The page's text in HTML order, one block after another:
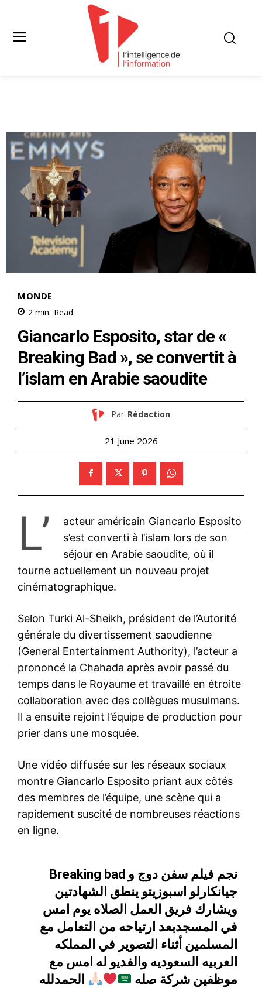
MONDE
2 min. Read
Giancarlo Esposito, star de «
Breaking Bad », se convertit à
l’islam en Arabie saoudite
Par Rédaction
21 June 2026
L’
acteur américain Giancarlo Esposito
s’est converti à l’islam lors de son
séjour en Arabie saoudite, où il
tourne actuellement un nouveau projet
cinématographique.
Selon Turki Al-Sheikh, président de l’Autorité
générale du divertissement saoudienne
(General Entertainment Authority), l’acteur a
prononcé la Chahada après avoir passé du
temps dans le Royaume et travaillé en étroite
collaboration avec des collègues musulmans.
Il a ensuite rejoint l’équipe de production pour
prier dans une mosquée.
Une vidéo diffusée sur les réseaux sociaux
montre Giancarlo Esposito priant aux côtés
des membres de l’équipe, une scène qui a
rapidement suscité de nombreuses réactions
en ligne.
نجم فيلم سفن دوج و Breaking bad
جيانكارلو اسبوزيتو ينطق الشهادتين
ويشارك فريق العمل الصلاه يوم امس
في المسجدبعد ارتياحه من التعامل مع
المسلمين أثناء التصوير في المملكه
العربيه السعوديه والفديو له امس مع
موظفين شركة صله
الحمدلله